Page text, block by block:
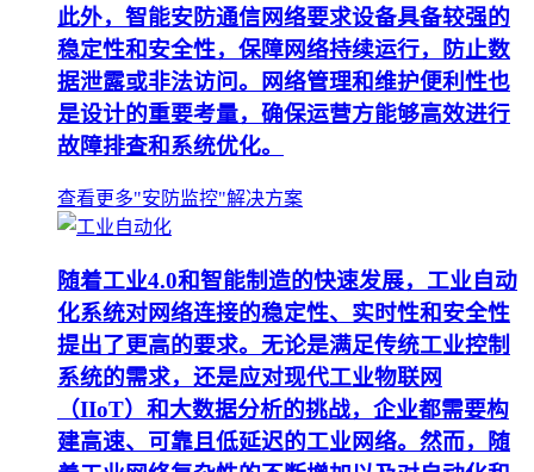
此外，智能安防通信网络要求设备具备较强的
稳定性和安全性，保障网络持续运行，防止数
据泄露或非法访问。网络管理和维护便利性也
是设计的重要考量，确保运营方能够高效进行
故障排查和系统优化。
查看更多"安防监控"解决方案
随着工业4.0和智能制造的快速发展，工业自动
化系统对网络连接的稳定性、实时性和安全性
提出了更高的要求。无论是满足传统工业控制
系统的需求，还是应对现代工业物联网
（IIoT）和大数据分析的挑战，企业都需要构
建高速、可靠且低延迟的工业网络。然而，随